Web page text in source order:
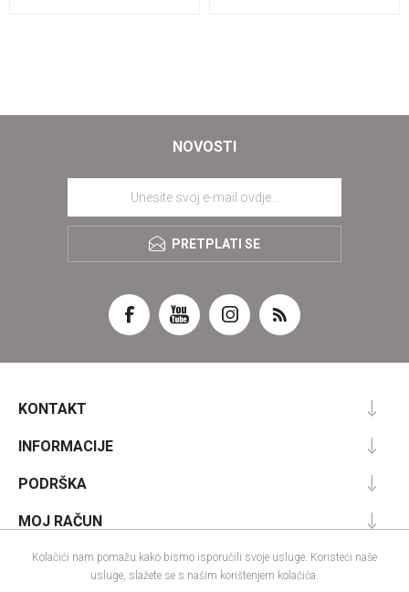
NOVOSTI
PRETPLATI SE
KONTAKT
INFORMACIJE
PODRŠKA
MOJ RAČUN
Kolačići nam pomažu kako bismo isporučili svoje usluge. Koristeći naše
usluge, slažete se s našim korištenjem kolačića.